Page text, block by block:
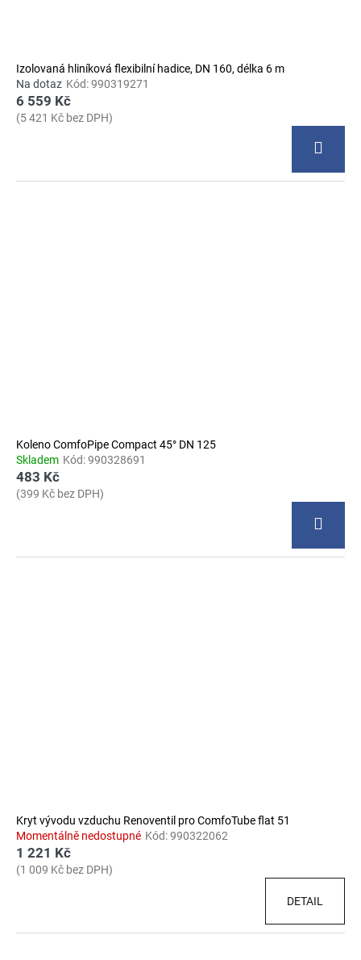
Izolovaná hliníková flexibilní hadice, DN 160, délka 6 m
Na dotaz Kód:990319271
6 559 Kč
(5 421 Kč bez DPH)
Koleno ComfoPipe Compact 45° DN 125
Skladem Kód:990328691
483 Kč
(399 Kč bez DPH)
Kryt vývodu vzduchu Renoventil pro ComfoTube flat 51
Momentálně nedostupné Kód:990322062
1 221 Kč
(1 009 Kč bez DPH)
DETAIL